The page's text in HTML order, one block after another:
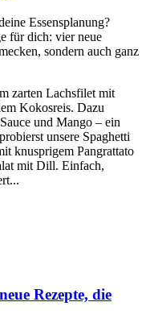
Essensplanung?
für dich: vier neue
sondern auch ganz
zarten Lachsfilet mit
Kokosreis. Dazu
und Mango – ein
unsere Spaghetti
knusprigem Pangrattato
mit Dill. Einfach,
Rezepte, die